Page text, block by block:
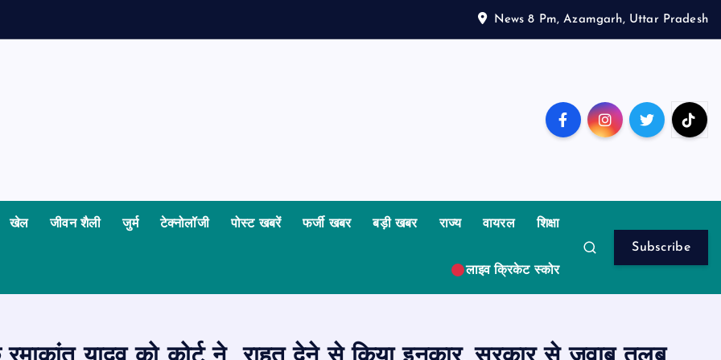
News 8 Pm, Azamgarh, Uttar Pradesh
खेल जीवन शैली जुर्म टेक्नोलॉजी पोस्ट खबरें फर्जी खबर बड़ी खबर राज्य वायरल शिक्षा
लाइव क्रिकेट स्कोर
Subscribe